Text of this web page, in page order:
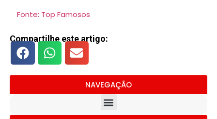
Fonte: Top Famosos
Compartilhe este artigo:
NAVEGAÇÃO